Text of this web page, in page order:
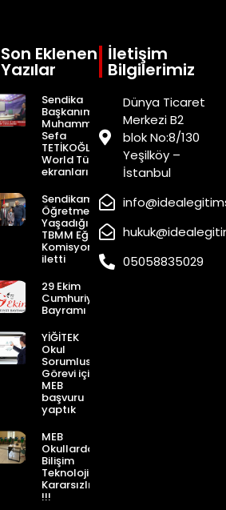
Son Eklenen
Yazılar
Sendika
Başkanımız
Muhammed
Sefa
TETİKOĞLU
World Türk Tv
ekranlarından
Sendikamız
Öğretmenlerimizin
Yaşadığı Sorunları
TBMM Eğitim
Komisyonuna
iletti
29 Ekim
Cumhuriyet
Bayramı
YİĞİTEK
Okul
Sorumlusu
Görevi için
MEB
başvuru
yaptık
MEB
Okullardaki
Bilişim
Teknolojileri
Kararsızlığı
!!!
İletişim
Bilgilerimiz
Dünya Ticaret
Merkezi B2
blok No:8/130
Yeşilköy –
İstanbul
05058835029